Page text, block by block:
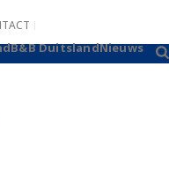
B&B DuitslandNieuws